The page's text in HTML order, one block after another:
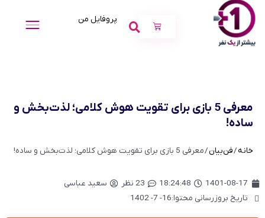
پروفایل من
معرفی 5 بازی برای تقویت هوش کلامی؛ لذت‌بخش و
ساده!
خانه/فن‌بیان/ معرفی 5 بازی برای تقویت هوش کلامی؛ لذت‌بخش و ساده!
1401-08-17
18:24:48 23 نظر
سعید عباسی
تاریخ بروزرسانی محتوا:16- 7- 1402